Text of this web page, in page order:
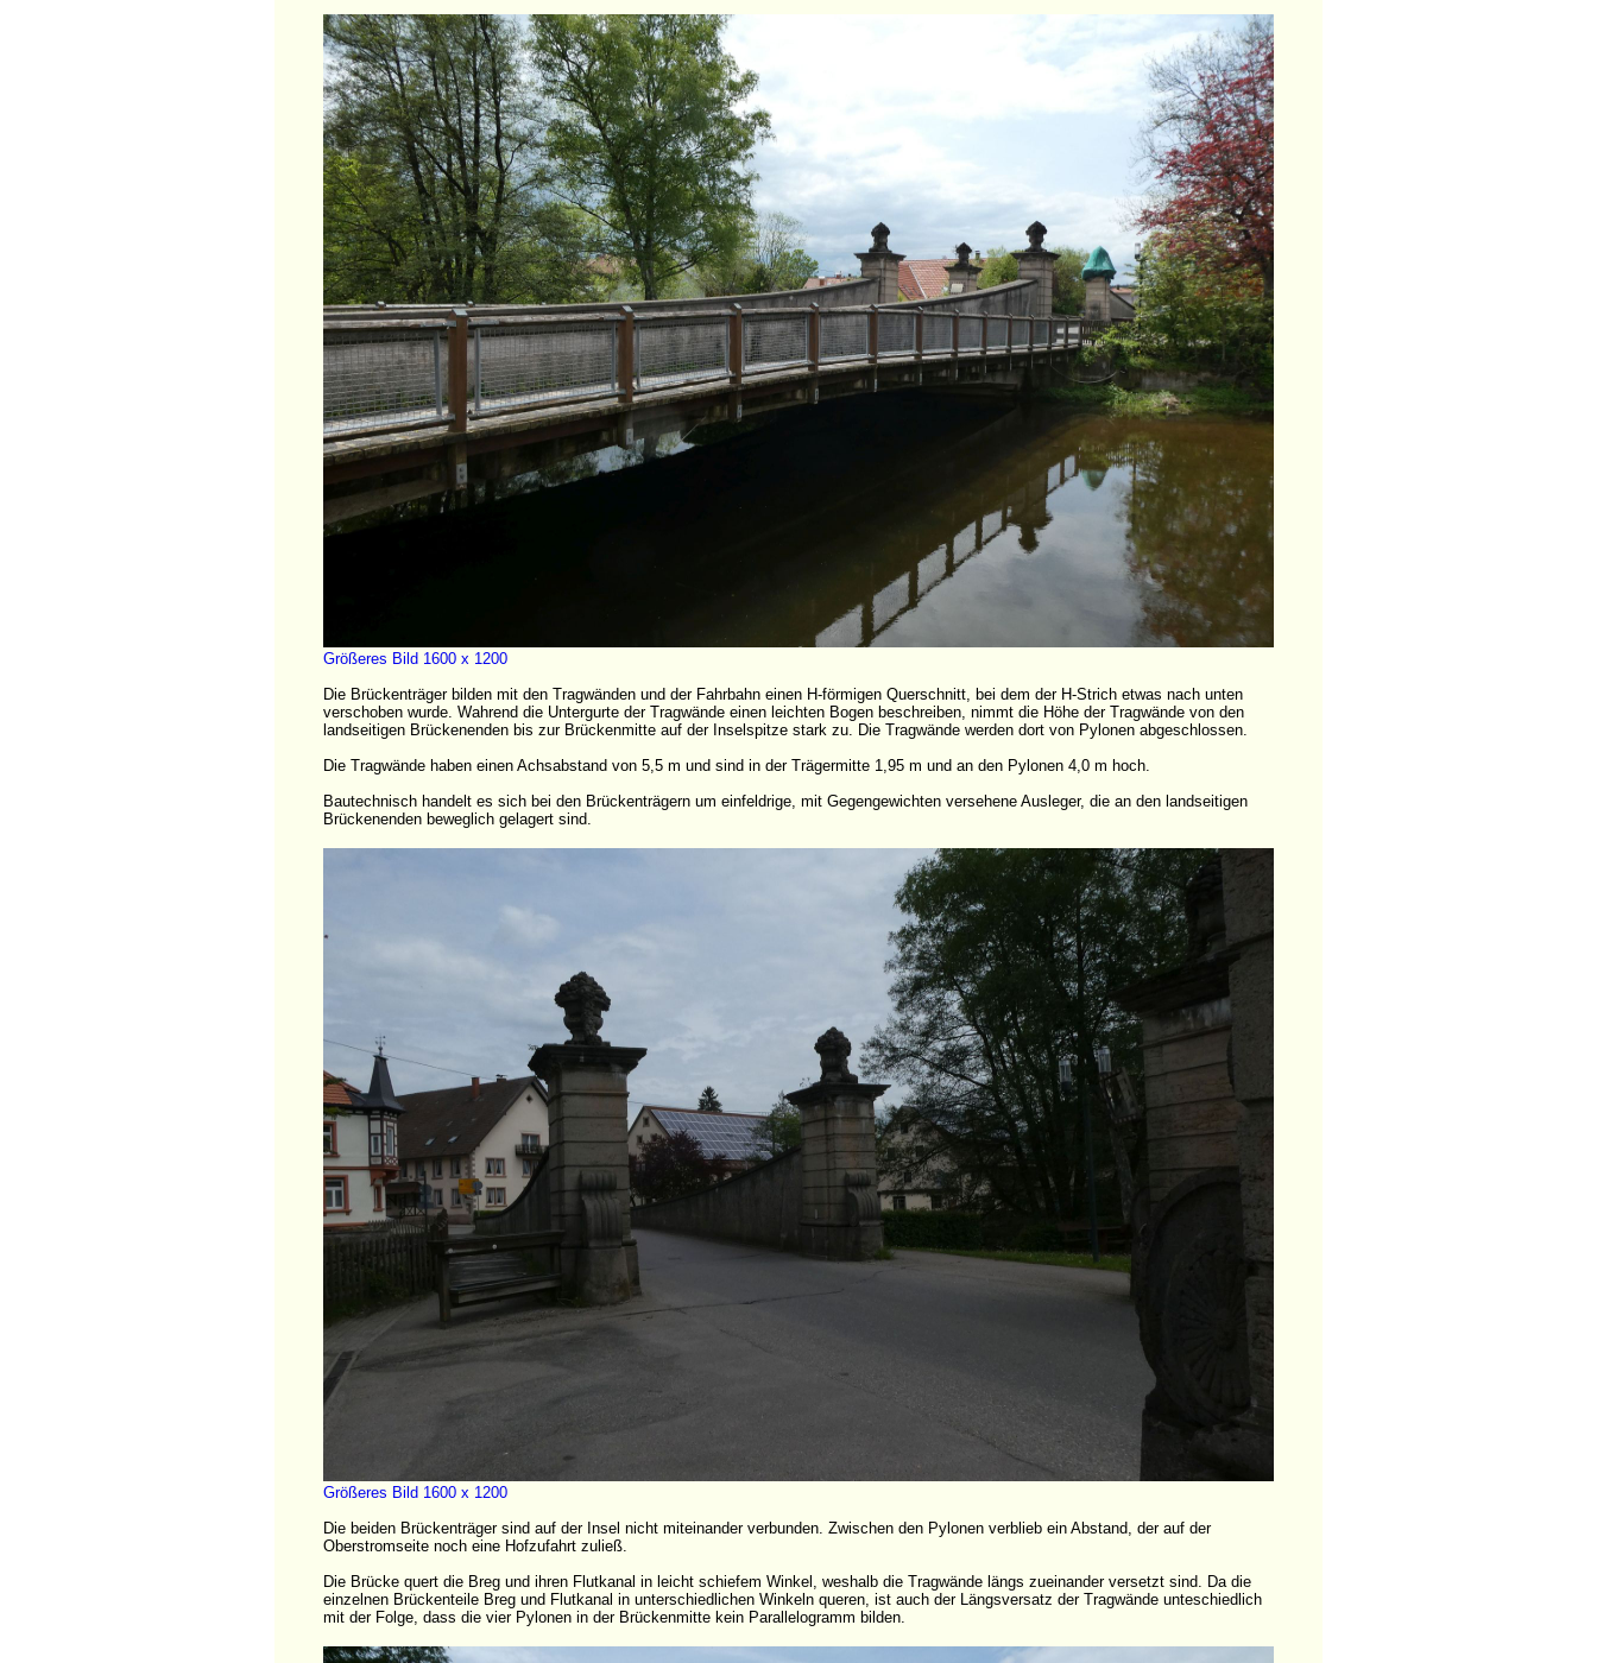
Größeres Bild 1600 x 1200
Die Brückenträger bilden mit den Tragwänden und der Fahrbahn einen H-förmigen Querschnitt, bei dem der H-Strich etwas nach unten
verschoben wurde. Wahrend die Untergurte der Tragwände einen leichten Bogen beschreiben, nimmt die Höhe der Tragwände von den
landseitigen Brückenenden bis zur Brückenmitte auf der Inselspitze stark zu. Die Tragwände werden dort von Pylonen abgeschlossen.
Die Tragwände haben einen Achsabstand von 5,5 m und sind in der Trägermitte 1,95 m und an den Pylonen 4,0 m hoch.
Bautechnisch handelt es sich bei den Brückenträgern um einfeldrige, mit Gegengewichten versehene Ausleger, die an den landseitigen
Brückenenden beweglich gelagert sind.
Größeres Bild 1600 x 1200
Die beiden Brückenträger sind auf der Insel nicht miteinander verbunden. Zwischen den Pylonen verblieb ein Abstand, der auf der
Oberstromseite noch eine Hofzufahrt zuließ.
Die Brücke quert die Breg und ihren Flutkanal in leicht schiefem Winkel, weshalb die Tragwände längs zueinander versetzt sind. Da die
einzelnen Brückenteile Breg und Flutkanal in unterschiedlichen Winkeln queren, ist auch der Längsversatz der Tragwände unteschiedlich
mit der Folge, dass die vier Pylonen in der Brückenmitte kein Parallelogramm bilden.